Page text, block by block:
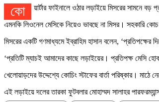
কোয়ার্টার ফাইনালে ওঠার লড়াইয়ে মিসরের সামনে
এমনকি লিওনেল মেসিকে নিয়েও ভাবছে না মিসর। সহকারি কোচ
মিসরের একটি গণমাধ্যমে ইব্রাহিম হাসান বলেন,
‘প্রতিটি ম্যাচই আমাদের কাছে লড়াইয়ের। প্রতিপক্ষ মেসি
খেলোয়াড়দের উদ্দেশ্যে কোচিং স্টাফের বার্তা পরিষ্কার।
এই লড়াইয়ে দলের তারকা ফুটবলার মোহাম্মদ সালাহর